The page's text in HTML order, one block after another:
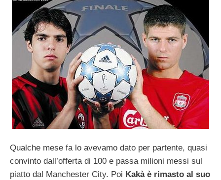
Qualche mese fa lo avevamo dato per partente, quasi
convinto dall’offerta di 100 e passa milioni messi sul
piatto dal Manchester City. Poi Kakà è rimasto al suo